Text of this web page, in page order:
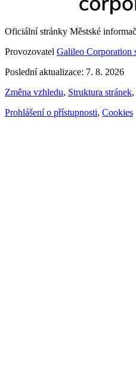
Oficiální stránky Městské
Provozovatel Galileo Corporation
Poslední aktualizace: 7. 8. 2026
Změna vzhledu, Struktura stránek,
Prohlášení o přístupnosti, Cookies